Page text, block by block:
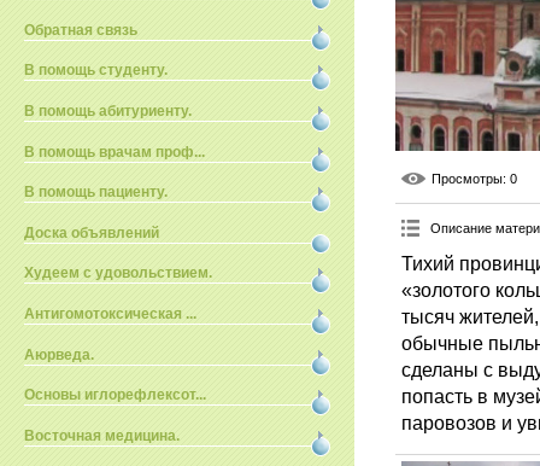
Обратная связь
В помощь студенту.
В помощь абитуриенту.
В помощь врачам проф...
В помощь пациенту.
Доска объявлений
Худеем с удовольствием.
Антигомотоксическая ...
Аюрведа.
Основы иглорефлексот...
Восточная медицина.
Просмотры: 0
Описание
Тихий
«золотого
тысяч
обычные
сделаны с
попасть в
паровозов и